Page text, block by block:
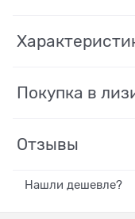
Покупка в
Отзывы
Нашли дешевле?